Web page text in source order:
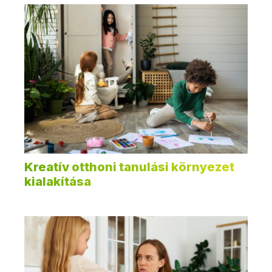
Kreatív otthoni tanulási környezet
kialakítása